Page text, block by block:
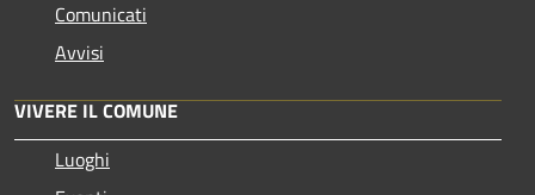
Comunicati
Avvisi
VIVERE IL COMUNE
Luoghi